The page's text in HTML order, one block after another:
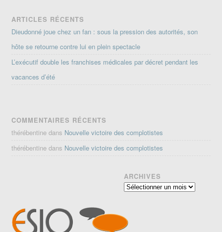
ARTICLES RÉCENTS
Dieudonné joue chez un fan : sous la pression des autorités, son
hôte se retourne contre lui en plein spectacle
L’exécutif double les franchises médicales par décret pendant les
vacances d’été
COMMENTAIRES RÉCENTS
thérébentine dans Nouvelle victoire des complotistes
thérébentine dans Nouvelle victoire des complotistes
ARCHIVES
Archives